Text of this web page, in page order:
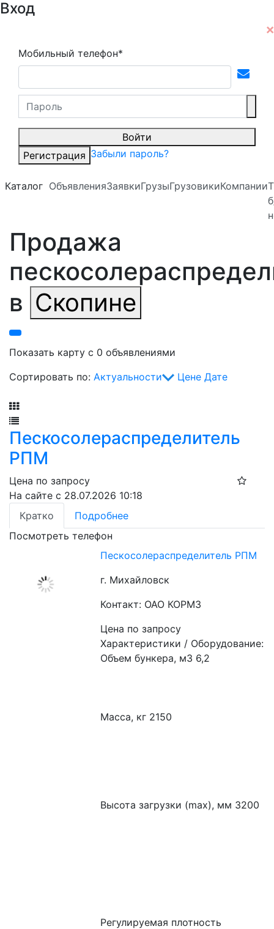
Вход
Мобильный телефон*
Войти
Регистрация Забыли пароль?
Каталог ОбъявленияЗаявкиГрузыГрузовикиКомпании
Продажа
в Скопине
Показать карту с 0 объявлениями
Сортировать по: Актуальности Цене Дате
Пескосолераспределитель
РПМ
Цена по запросу
На сайте с 28.07.2026 10:18
Кратко
Подробнее
Посмотреть телефон
Пескосолераспределитель РПМ
г. Михайловск
Контакт: ОАО КОРМЗ
Цена по запросу
Характеристики / Оборудование:
Объем бункера, м3 6,2
Масса, кг 2150
Высота загрузки (max), мм 3200
Регулируемая плотность